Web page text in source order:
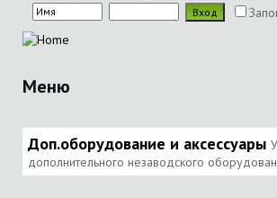
Меню
Доп.оборудование и аксессуары
дополнительного незаводского